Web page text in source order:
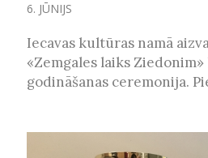
6. JŪNIJS
Iecavas kultūras namā
«Zemgales laiks
godināšanas ceremonija.